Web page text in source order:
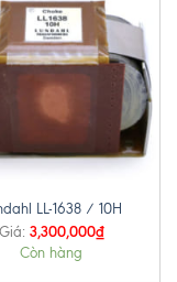
LL-1638 / 10H
Giá: 3,300,000₫
Còn hàng